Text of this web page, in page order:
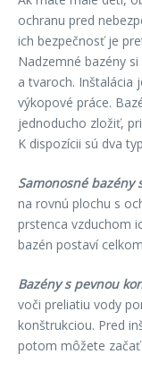
ochranu pred
ich bezpečnosť je
Nadzemné bazény
a tvaroch. Inštalácia
výkopové práce.
jednoducho zložiť,
K dispozícii sú dva
Samonosné bazény
na rovnú plochu s
prstenca vzduchom
bazén postaví
Bazény s pevnou
voči preliatiu vody
konštrukciou. Pred
potom môžete